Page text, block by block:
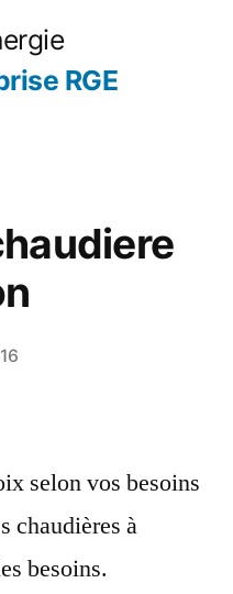
RGE
selon vos besoins
chaudières à
besoins.